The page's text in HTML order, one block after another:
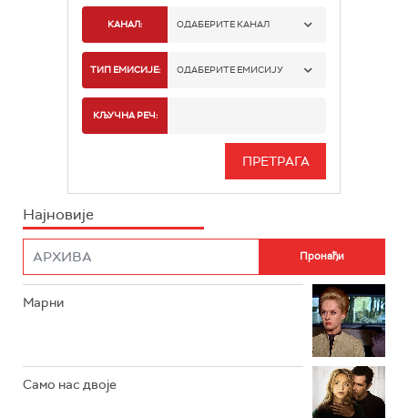
КАНАЛ: ОДАБЕРИТЕ КАНАЛ
РТС 1
РТС 3
ТИП ЕМИСИЈЕ: ОДАБЕРИТЕ ЕМИСИЈУ
КЉУЧНА РЕЧ:
Најновије
Марни
Само нас двоје